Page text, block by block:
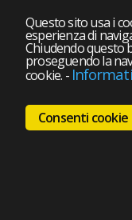
Questo sito usa i
esperienza di
Chiudendo questo
proseguendo la
cookie. -
Consenti cookie